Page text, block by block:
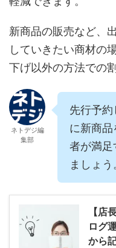
新商品の販売など、
していきたい商材の
下げ以外の方法での
ネトデジ編
集部
先行予約
に新商
者が満足
ましょう
【店
ログ
から